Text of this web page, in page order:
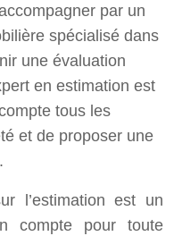
par un
spécialisé dans
une évaluation
en estimation est
tous les
et de proposer une
l’estimation est un
compte pour toute